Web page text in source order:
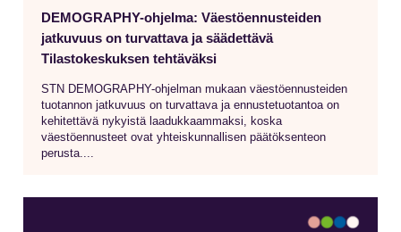
DEMOGRAPHY-ohjelma: Väestöennusteiden
jatkuvuus on turvattava ja säädettävä
Tilastokeskuksen tehtäväksi
STN DEMOGRAPHY-ohjelman mukaan väestöennusteiden
tuotannon jatkuvuus on turvattava ja ennustetuotantoa on
kehitettävä nykyistä laadukkaammaksi, koska
väestöennusteet ovat yhteiskunnallisen päätöksenteon
perusta....